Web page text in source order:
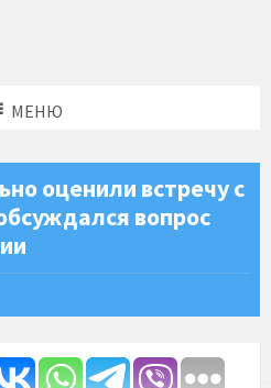
МЕНЮ
оценили встречу с
вопрос